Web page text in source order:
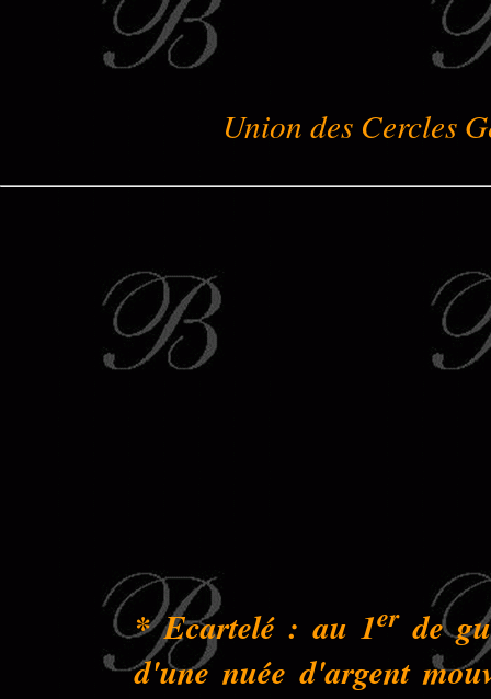
Union des Cercles
* Ecartelé : au 1erde
d'une nuée d'argent